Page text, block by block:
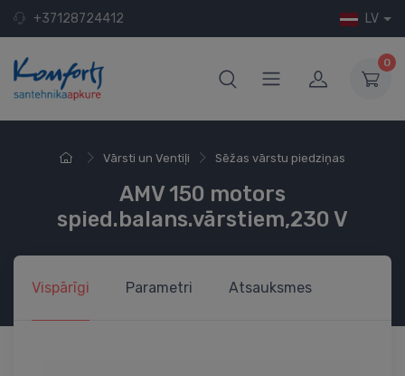
+37128724412 LV
0
Vārsti un Ventiļi Sēžas vārstu piedziņas
AMV 150 motors
spied.balans.vārstiem,230 V
Vispārīgi Parametri Atsauksmes